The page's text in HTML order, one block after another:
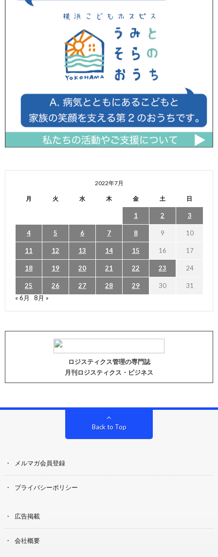
2022年7月
月 火 水 木 金 土 日
1 2 3
4 5 6 7 8 9 10
11 12 13 14 15 16 17
18 19 20 21 22 23 24
25 26 27 28 29 30
31
« 6月
8月 »
ロジスティクス管理の専門誌
月刊ロジスティクス・ビジネス
Back to Top
メルマガ会員登録
プライバシーポリシー
広告掲載
会社概要